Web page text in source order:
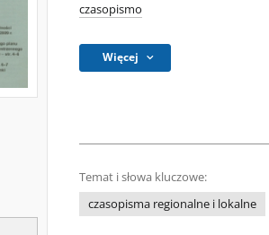
czasopismo
Więcej
Temat i słowa kluczowe:
czasopisma regionalne i lokalne